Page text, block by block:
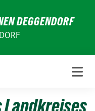
DEGGENDORF